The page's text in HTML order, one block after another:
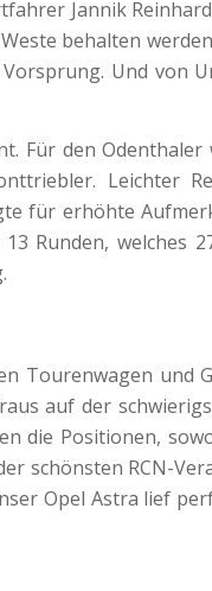
Jannik
behalten
Und von
Für den Odenthaler
Leichter
für erhöhte
Runden, welches
Tourenwagen und
auf der
die Positionen,
schönsten RCN-
Opel Astra lief